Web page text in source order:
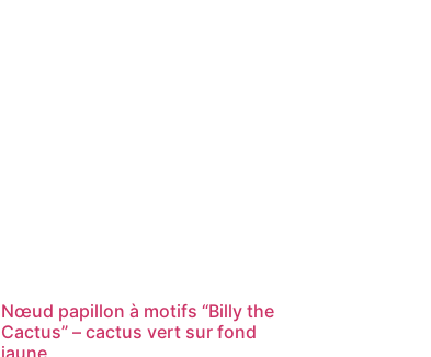
Nœud papillon à motifs “Billy the
Cactus” – cactus vert sur fond
jaune